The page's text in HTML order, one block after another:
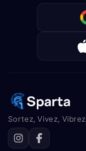
Sortez, Vivez, Vibrez